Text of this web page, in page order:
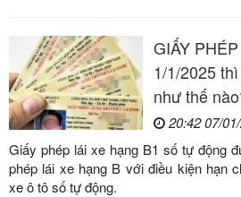
GIẤY
1/1/2025
như thế
20:42 07/
Giấy phép lái xe hạng B1 số tự động
phép lái xe hạng B với điều kiện hạn
xe ô tô số tự động.